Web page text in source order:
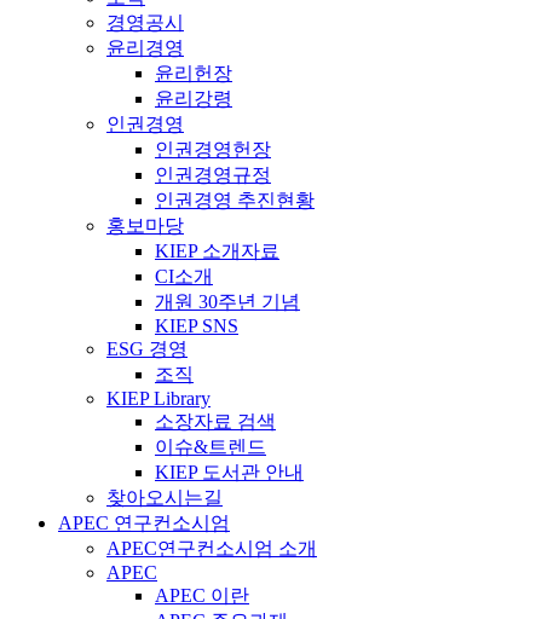
경영공시
윤리경영
윤리헌장
윤리강령
인권경영
인권경영헌장
인권경영규정
인권경영 추진현황
홍보마당
KIEP 소개자료
CI소개
개원 30주년 기념
KIEP SNS
ESG 경영
조직
KIEP Library
소장자료 검색
이슈&트렌드
KIEP 도서관 안내
찾아오시는길
APEC 연구컨소시엄
APEC연구컨소시엄 소개
APEC
APEC 이란